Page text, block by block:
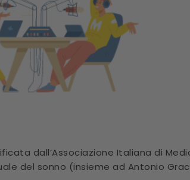
dall’Associazione Italiana di
del sonno (insieme ad Antonio